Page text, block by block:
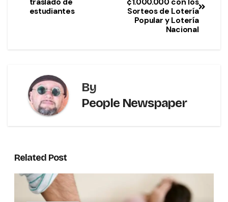
¢1.000.000 con los
Sorteos de Lotería
Popular y Lotería
Nacional
traslado de
estudiantes
By
People Newspaper
Related Post